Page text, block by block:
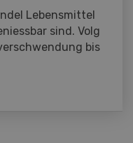
Lebensmittel
sind. Volg
bis